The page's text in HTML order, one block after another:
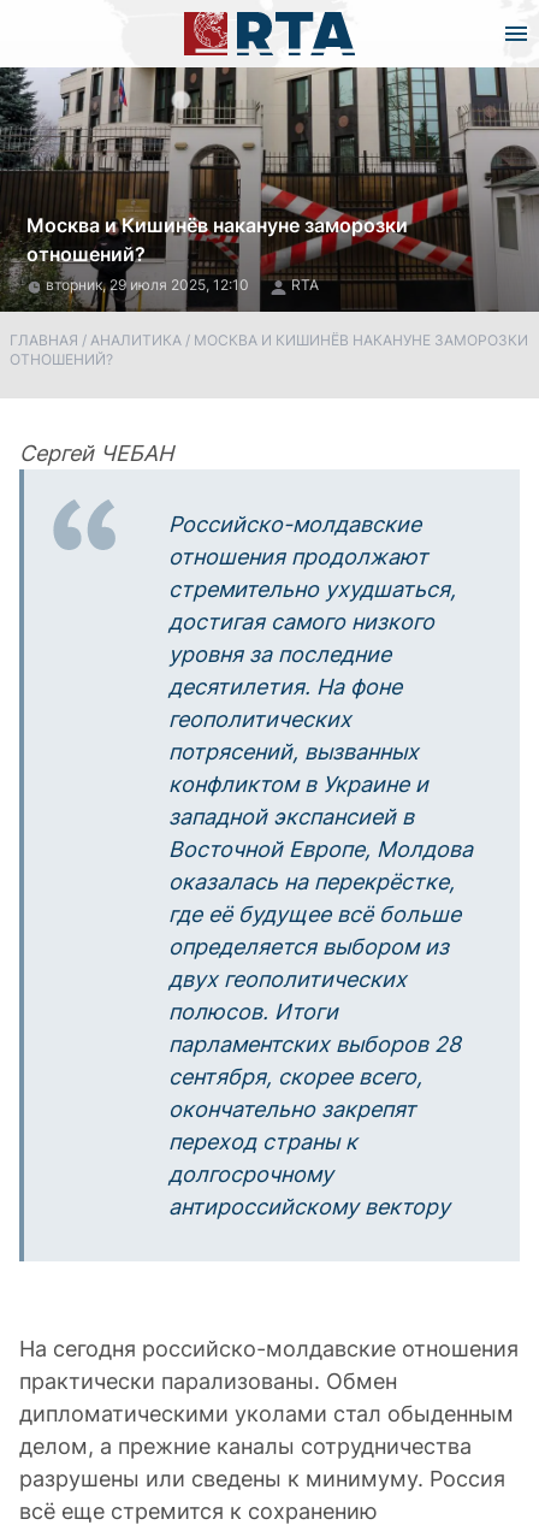
Москва и Кишинёв накануне заморозки
отношений?
вторник, 29 июля 2025, 12:10 RTA
ГЛАВНАЯ / АНАЛИТИКА / МОСКВА И КИШИНЁВ НАКАНУНЕ ЗАМОРОЗКИ
ОТНОШЕНИЙ?
Сергей ЧЕБАН
Российско-молдавские
отношения продолжают
стремительно ухудшаться,
достигая самого низкого
уровня за последние
десятилетия. На фоне
геополитических
потрясений, вызванных
конфликтом в Украине и
западной экспансией в
Восточной Европе, Молдова
оказалась на перекрёстке,
где её будущее всё больше
определяется выбором из
двух геополитических
полюсов. Итоги
парламентских выборов 28
сентября, скорее всего,
окончательно закрепят
переход страны к
долгосрочному
антироссийскому вектору
На сегодня российско-молдавские отношения
практически парализованы. Обмен
дипломатическими уколами стал обыденным
делом, а прежние каналы сотрудничества
разрушены или сведены к минимуму. Россия
всё еще стремится к сохранению